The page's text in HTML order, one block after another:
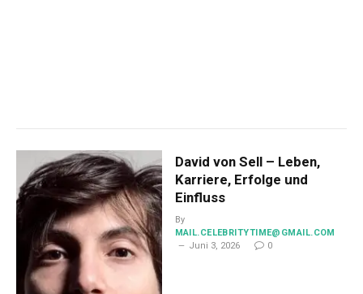
David von Sell – Leben,
Karriere, Erfolge und
Einfluss
By
MAIL.CELEBRITYTIME@GMAIL.COM
Juni 3, 2026
0